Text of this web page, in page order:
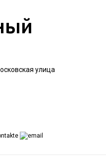
улица